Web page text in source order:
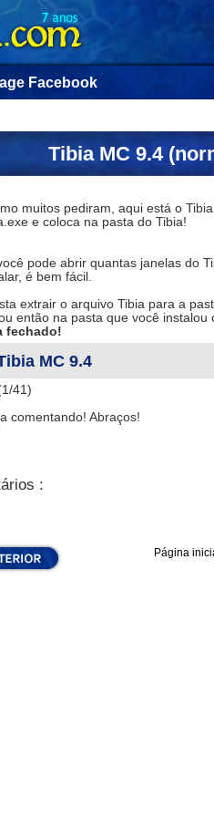
Facebook
Tibia MC 9.4
muitos pediram, aqui está o
e coloca na pasta do Tibia!
pode abrir quantas janelas do
é bem fácil.
extrair o arquivo Tibia para a
então na pasta que você instalou
fechado!
MC 9.4
41)
comentando! Abraços!
:
Página